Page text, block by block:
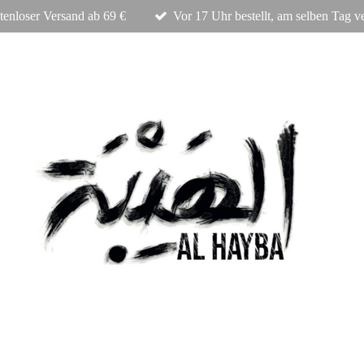
Versand ab 69 € Vor 17 Uhr bestellt, am selben Tag